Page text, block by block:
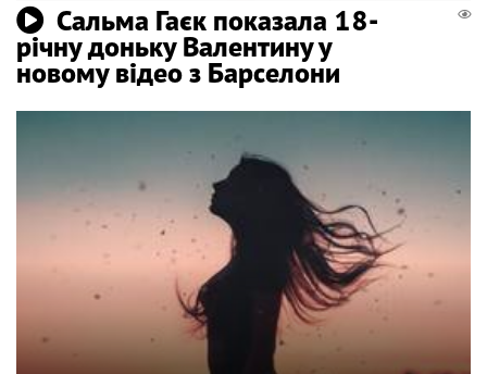
Сальма Гаєк показала 18-
річну доньку Валентину у
новому відео з Барселони